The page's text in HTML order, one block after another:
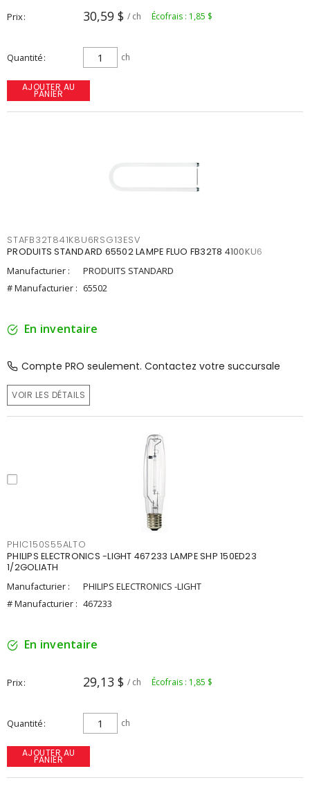
Prix 30,59 $ / ch Écofrais : 1,85 $
Quantité ch
AJOUTER AU
PANIER
STAFB32T841K8U6RSG13ESV
PRODUITS STANDARD 65502 LAMPE FLUO FB32T8 4100KU6
Manufacturier :
PRODUITS STANDARD
# Manufacturier : 65502
En inventaire
Compte PRO seulement. Contactez votre succursale
VOIR LES DÉTAILS
PHIC150S55ALTO
PHILIPS ELECTRONICS -LIGHT 467233 LAMPE SHP 150ED23
1/2GOLIATH
Manufacturier :
PHILIPS ELECTRONICS -LIGHT
# Manufacturier : 467233
En inventaire
Prix 29,13 $ / ch Écofrais : 1,85 $
Quantité ch
AJOUTER AU
PANIER